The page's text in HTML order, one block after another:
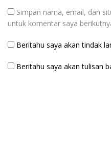
Simpan nama, email, dan
untuk komentar saya
Beritahu saya akan tindak
Beritahu saya akan tulisan